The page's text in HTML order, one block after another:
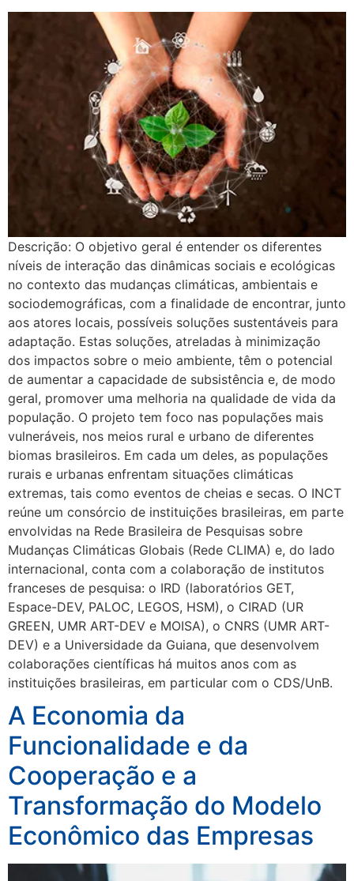
Descrição: O objetivo geral é entender os diferentes
níveis de interação das dinâmicas sociais e ecológicas
no contexto das mudanças climáticas, ambientais e
sociodemográficas, com a finalidade de encontrar, junto
aos atores locais, possíveis soluções sustentáveis para
adaptação. Estas soluções, atreladas à minimização
dos impactos sobre o meio ambiente, têm o potencial
de aumentar a capacidade de subsistência e, de modo
geral, promover uma melhoria na qualidade de vida da
população. O projeto tem foco nas populações mais
vulneráveis, nos meios rural e urbano de diferentes
biomas brasileiros. Em cada um deles, as populações
rurais e urbanas enfrentam situações climáticas
extremas, tais como eventos de cheias e secas. O INCT
reúne um consórcio de instituições brasileiras, em parte
envolvidas na Rede Brasileira de Pesquisas sobre
Mudanças Climáticas Globais (Rede CLIMA) e, do lado
internacional, conta com a colaboração de institutos
franceses de pesquisa: o IRD (laboratórios GET,
Espace-DEV, PALOC, LEGOS, HSM), o CIRAD (UR
GREEN, UMR ART-DEV e MOISA), o CNRS (UMR ART-
DEV) e a Universidade da Guiana, que desenvolvem
colaborações científicas há muitos anos com as
instituições brasileiras, em particular com o CDS/UnB.
A Economia da
Funcionalidade e da
Cooperação e a
Transformação do Modelo
Econômico das Empresas